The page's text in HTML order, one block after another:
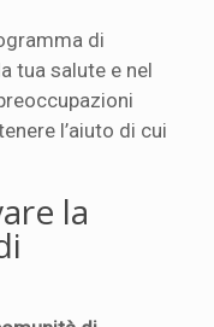
di
tua salute e nel
l’aiuto di cui
la